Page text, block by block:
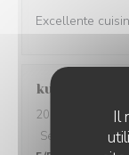
Il
Excellente
kuo-wen
2026-08-05
-
Servizio